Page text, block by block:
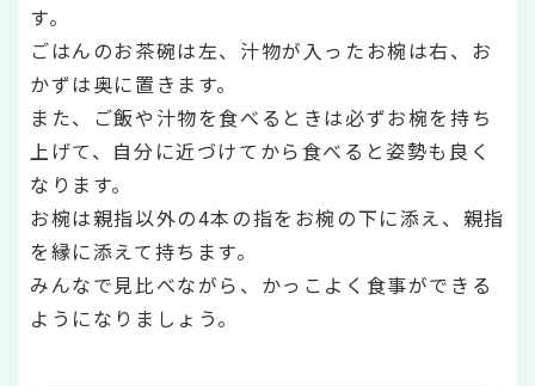
す。
ごはんのお茶碗は左、汁物が入ったお椀は右、お
かずは奥に置きます。
また、ご飯や汁物を食べるときは必ずお椀を持ち
上げて、自分に近づけてから食べると姿勢も良く
なります。
お椀は親指以外の4本の指をお椀の下に添え、親指
を縁に添えて持ちます。
みんなで見比べながら、かっこよく食事ができる
ようになりましょう。